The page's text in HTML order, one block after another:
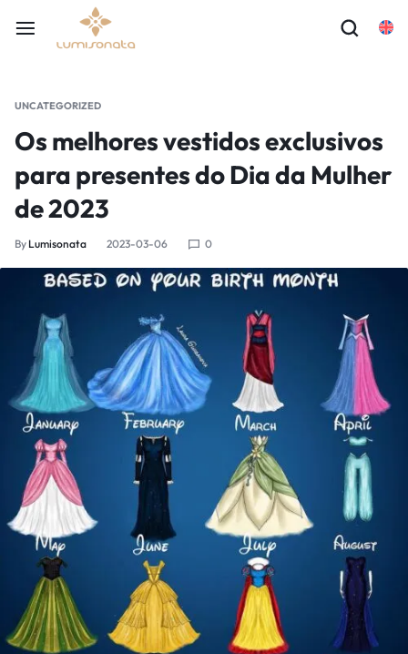
UNCATEGORIZED
Os melhores vestidos exclusivos
para presentes do Dia da Mulher
de 2023
By Lumisonata 2023-03-06 0